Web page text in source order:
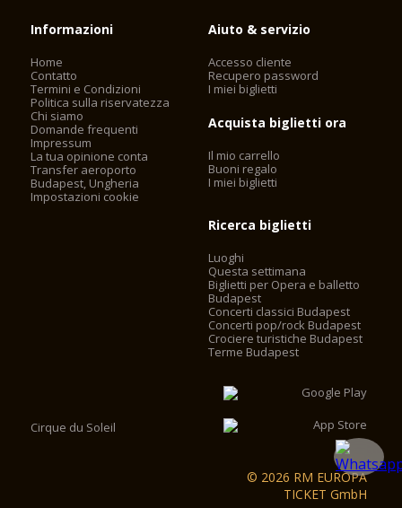
Informazioni
Home
Contatto
Termini e Condizioni
Politica sulla riservatezza
Chi siamo
Domande frequenti
Impressum
La tua opinione conta
Transfer aeroporto
Budapest, Ungheria
Impostazioni cookie
Aiuto & servizio
Accesso cliente
Recupero password
I miei biglietti
Acquista biglietti ora
Il mio carrello
Buoni regalo
I miei biglietti
Ricerca biglietti
Luoghi
Questa settimana
Biglietti per Opera e balletto
Budapest
Concerti classici Budapest
Concerti pop/rock Budapest
Crociere turistiche Budapest
Terme Budapest
Cirque du Soleil
© 2026 RM EUROPA
TICKET GmbH